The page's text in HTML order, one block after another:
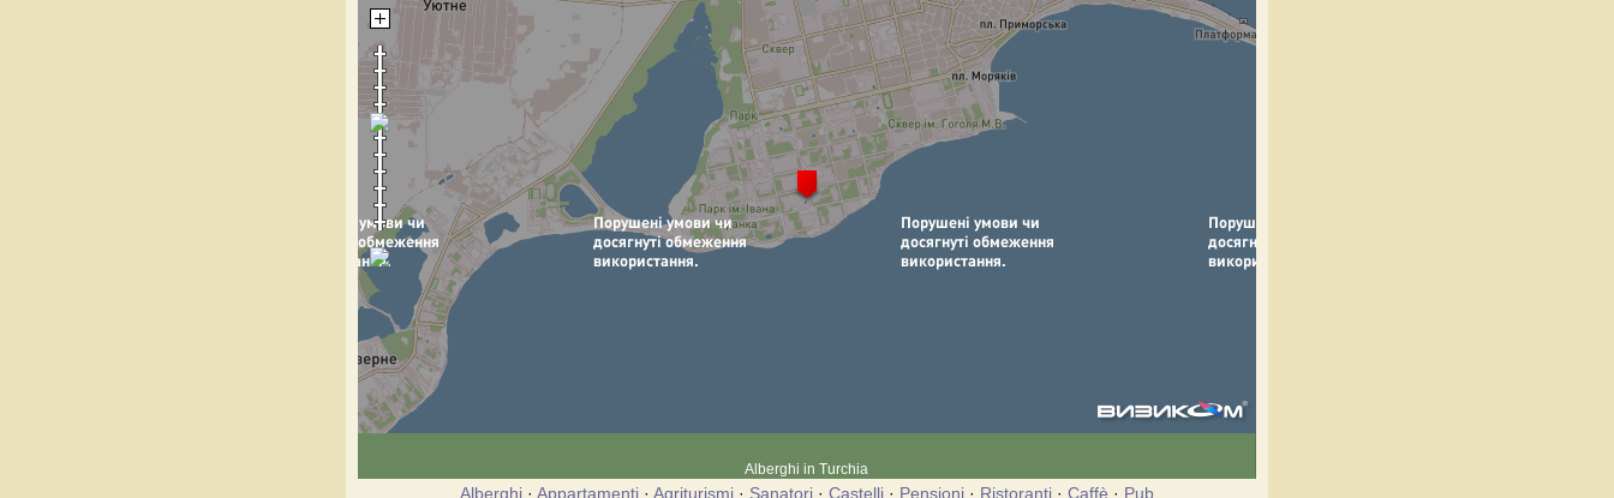
Alberghi in Turchia
Alberghi · Appartamenti · Agriturismi · Sanatori · Castelli · Pensioni · Ristoranti · Caffè · Pub